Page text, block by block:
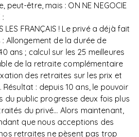
peut-être, mais : ON NE NEGOCIE
:
LES FRANÇAIS ! Le privé a déjà fait
Allongement de la durée de
ans ; calcul sur les 25 meilleures
de la retraite complémentaire
des retraites sur les prix et
Résultat : depuis 10 ans, le pouvoir
du public progresse deux fois plus
du privé... Alors maintenant,
que nous acceptions des
retraites ne pèsent pas trop